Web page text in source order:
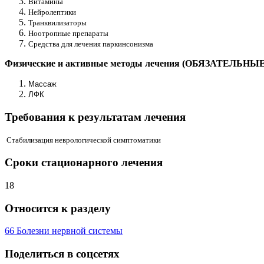
Нейролептики
Транквилизаторы
Ноотропные препараты
Средства для лечения паркинсонизма
Физические и активные методы лечения
Массаж
ЛФК
Требования к результатам лечения
Стабилизация неврологической симптоматики
Сроки стационарного лечения
18
Относится к разделу
66 Болезни нервной системы
Поделиться в соцсетях